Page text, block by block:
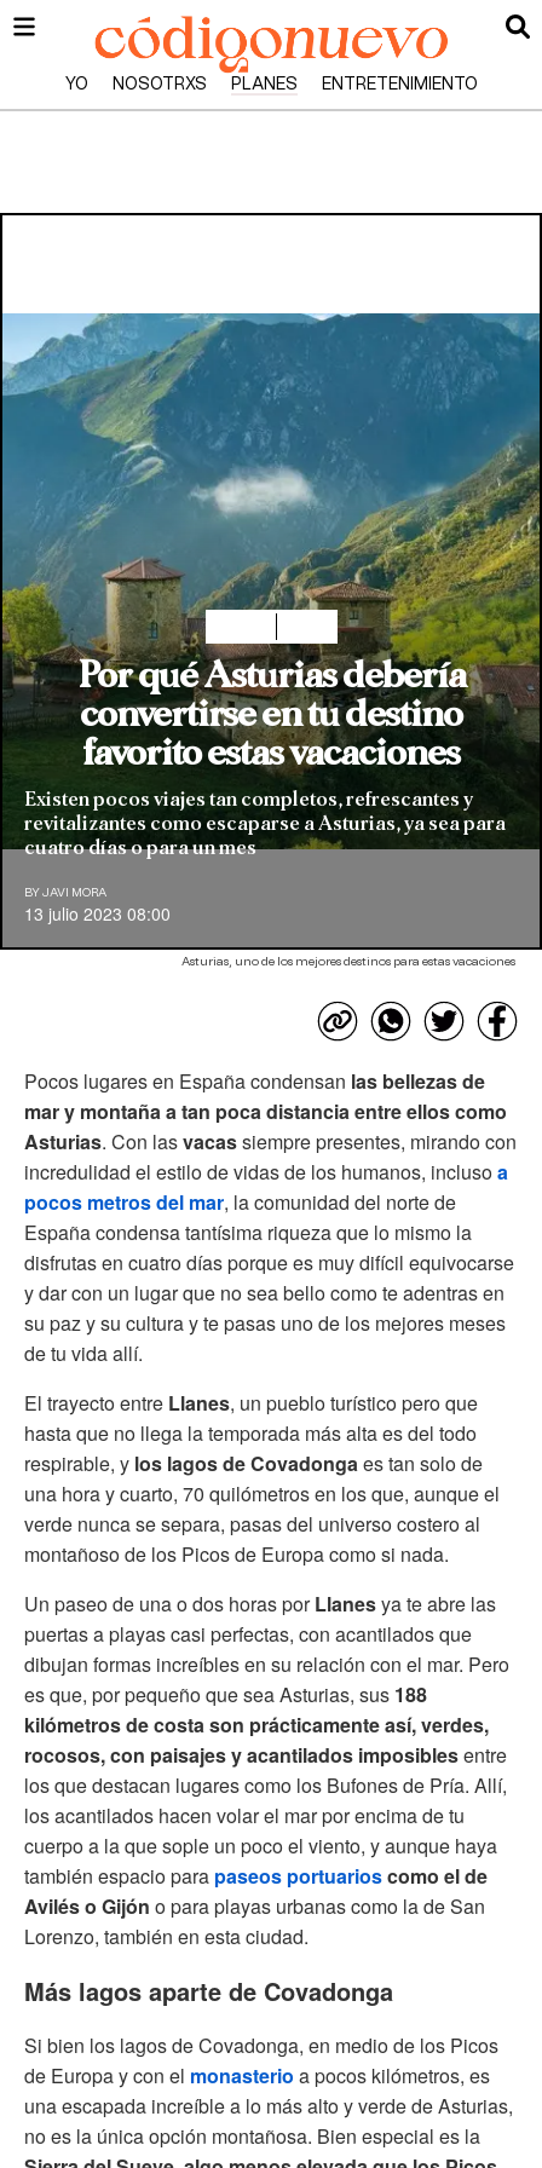
YO NOSOTRXS PLANES ENTRETENIMIENTO
Asturias, uno de los mejores destinos para estas vacaciones
Por qué Asturias debería
convertirse en tu destino
favorito estas vacaciones
Existen pocos viajes tan completos, refrescantes y
revitalizantes como escaparse a Asturias, ya sea para
cuatro días o para un mes
BY JAVI MORA
13 julio 2023 08:00
Pocos lugares en España condensan las bellezas de
mar y montaña a tan poca distancia entre ellos como
Asturias. Con lasvacassiempre presentes, mirando con
incredulidad el estilo de vidas de los humanos, inclusoa
pocos metros del mar, la comunidad del norte de
España condensa tantísima riqueza que lo mismo la
disfrutas en cuatro días porque es muy difícil equivocarse
y dar con un lugar que no sea bello como te adentras en
su paz y su cultura y te pasas uno de los mejores meses
de tu vida allí.
El trayecto entre Llanes, un pueblo turístico pero que
hasta que no llega la temporada más alta es del todo
respirable, y los lagos de Covadongaes tan solo de
una hora y cuarto, 70 quilómetros en los que, aunque el
verde nunca se separa, pasas del universo costero al
montañoso de los Picos de Europa como si nada.
Un paseo de una o dos horas porLlanesya te abre las
puertas a playas casi perfectas, con acantilados que
dibujan formas increíbles en su relación con el mar. Pero
es que, por pequeño que sea Asturias, sus 188
kilómetros de costa son prácticamente así, verdes,
rocosos, con paisajes y acantilados imposiblesentre
los que destacan lugares como los Bufones de Pría. Allí,
los acantilados hacen volar el mar por encima de tu
cuerpo a la que sople un poco el viento, y aunque haya
también espacio para paseos portuarioscomo el de
Avilés o Gijón o para playas urbanas como la de San
Lorenzo, también en esta ciudad.
Más lagos aparte de Covadonga
Si bien los lagos de Covadonga, en medio de los Picos
de Europa y con el monasterio a pocos kilómetros, es
una escapada increíble a lo más alto y verde de Asturias,
no es la única opción montañosa. Bien especial es la